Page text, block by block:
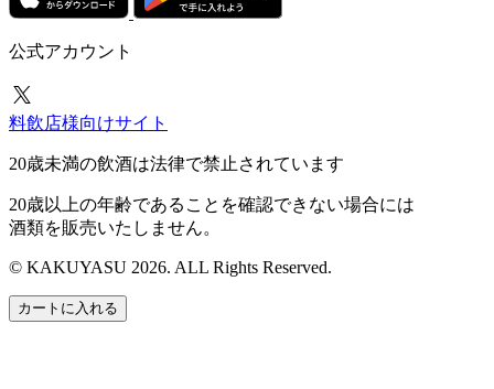
公式アカウント
料飲店様向けサイト
20歳未満の飲酒は法律で禁止されています
20歳以上の年齢であることを確認できない場合には
酒類を販売いたしません。
© KAKUYASU 2026. ALL Rights Reserved.
カートに入れる